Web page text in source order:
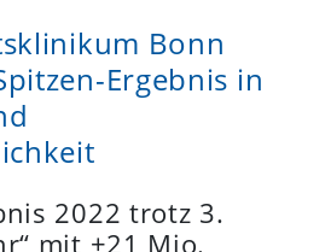
Bonn
Ergebnis in
2022 trotz 3.
mit +21 Mio.